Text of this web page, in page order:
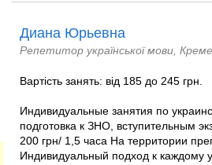
Диана Юрьевна
Репетитор української мови,
Вартість занять: від 185 до 245 грн.
Индивидуальные занятия по
подготовка к ЗНО, вступительным
200 грн/ 1,5 часа На территории
Индивидуальный подход к каждому